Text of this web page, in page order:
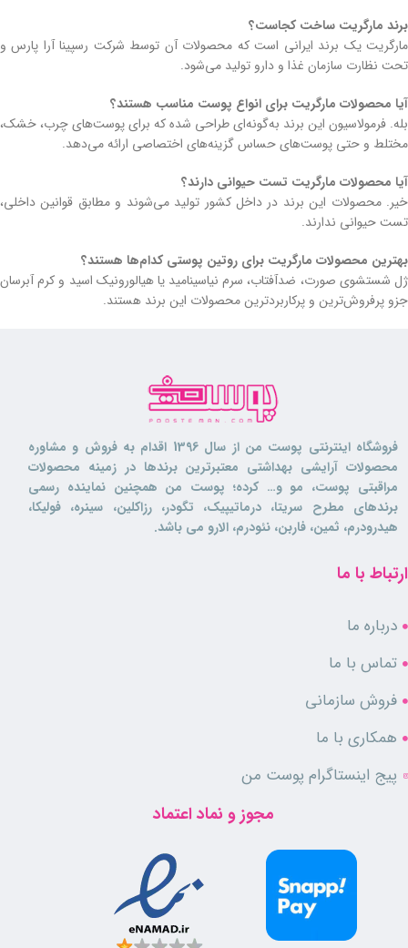
برند مارگریت ساخت کجاست؟
مارگریت یک برند ایرانی است که محصولات آن توسط شرکت رسپینا آرا پارس و
تحت نظارت سازمان غذا و دارو تولید می‌شود.
آیا محصولات مارگریت برای انواع پوست مناسب هستند؟
بله. فرمولاسیون این برند به‌گونه‌ای طراحی شده که برای پوست‌های چرب، خشک،
مختلط و حتی پوست‌های حساس گزینه‌های اختصاصی ارائه می‌دهد.
آیا محصولات مارگریت تست حیوانی دارند؟
خیر. محصولات این برند در داخل کشور تولید می‌شوند و مطابق قوانین داخلی،
تست حیوانی ندارند.
بهترین محصولات مارگریت برای روتین پوستی کدام‌ها هستند؟
ژل شستشوی صورت، ضدآفتاب، سرم نیاسینامید یا هیالورونیک اسید و کرم آبرسان
جزو پرفروش‌ترین و پرکاربردترین محصولات این برند هستند.
فروشگاه اینترنتی پوست من از سال 1396 اقدام به فروش و مشاوره
محصولات آرایشی بهداشتی معتبرترین برندها در زمینه محصولات
مراقبتی پوست، مو و… کرده؛ پوست من همچنین نماینده رسمی
برندهای مطرح سریتا، درماتیپیک، تگودر، رزاکلین، سینره، فولیکا،
هیدرودرم، ثمین، فاربن، نئودرم، الارو می باشد.
ارتباط با ما
درباره ما
تماس با ما
فروش سازمانی
همکاری با ما
پیج اینستاگرام پوست من
مجوز و نماد اعتماد